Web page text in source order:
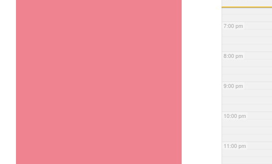
7:00 pm
8:00 pm
9:00 pm
10:00 pm
11:00 pm